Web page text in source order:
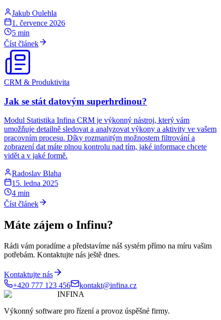
Jakub Oulehla
1. července 2026
5 min
Číst článek
CRM & Produktivita
Jak se stát datovým superhrdinou?
Modul Statistika Infina CRM je výkonný nástroj, který vám
umožňuje detailně sledovat a analyzovat výkony a aktivity ve vašem
pracovním procesu. Díky rozmanitým možnostem filtrování a
zobrazení dat máte plnou kontrolu nad tím, jaké informace chcete
vidět a v jaké formě.
Radoslav Blaha
15. ledna 2025
4 min
Číst článek
Máte zájem o Infinu?
Rádi vám poradíme a představíme náš systém přímo na míru vašim
potřebám. Kontaktujte nás ještě dnes.
Kontaktujte nás
+420 777 123 456
kontakt@infina.cz
INFINA
Výkonný software pro řízení a provoz úspěšné firmy.